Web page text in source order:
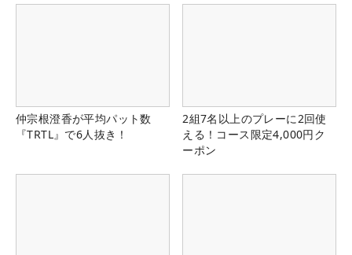
仲宗根澄香が平均パット数
『TRTL』で6人抜き！
2組7名以上のプレーに2回使
える！コース限定4,000円ク
ーポン